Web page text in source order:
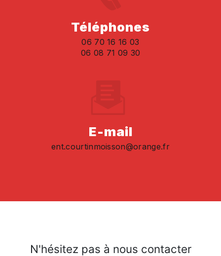
Téléphones
06 70 16 16 03
06 08 71 09 30
E-mail
ent.courtinmoisson@orange.fr
N'hésitez pas à nous contacter